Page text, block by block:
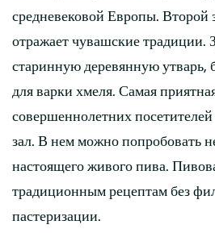
средневековой Европы. Второй
отражает чувашские традиции.
старинную деревянную
для варки хмеля. Самая
совершеннолетних
зал. В нем можно попробовать
настоящего живого пива.
традиционным рецептам без
пастеризации.